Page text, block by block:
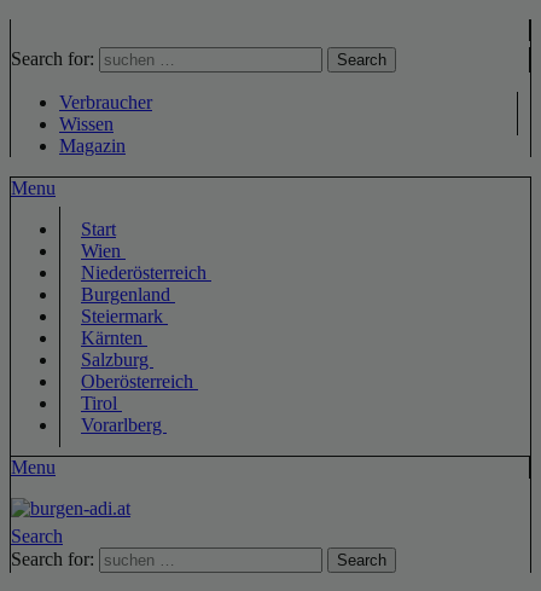
Search for: Search
Verbraucher
Wissen
Magazin
Menu
Start
Wien
Niederösterreich
Burgenland
Steiermark
Kärnten
Salzburg
Oberösterreich
Tirol
Vorarlberg
Menu
Search
Search for:
Search